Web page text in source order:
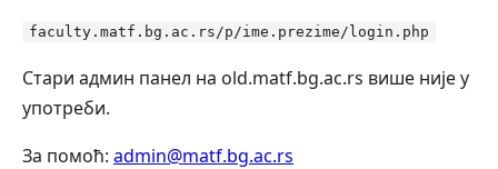
faculty.matf.bg.ac.rs/p/ime.prezime/login.php
Стари админ панел на old.matf.bg.ac.rs више није у
употреби.
За помоћ: admin@matf.bg.ac.rs